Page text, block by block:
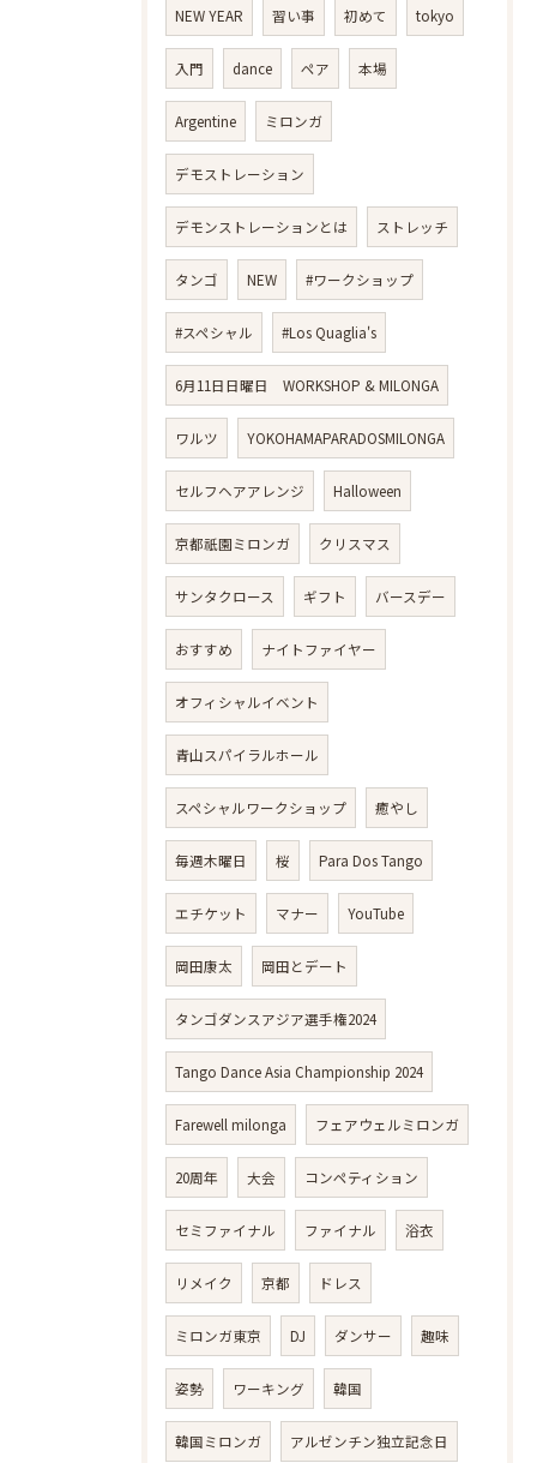
NEW YEAR 習い事 初めて tokyo
入門 dance ペア 本場
Argentine ミロンガ
デモストレーション
デモンストレーションとは ストレッチ
タンゴ NEW #ワークショップ
#スペシャル #Los Quaglia's
6月11日日曜日 WORKSHOP & MILONGA
ワルツ YOKOHAMAPARADOSMILONGA
セルフヘアアレンジ Halloween
京都祇園ミロンガ クリスマス
サンタクロース ギフト バースデー
おすすめ ナイトファイヤー
オフィシャルイベント
青山スパイラルホール
スペシャルワークショップ 癒やし
毎週木曜日 桜 Para Dos Tango
エチケット マナー YouTube
岡田康太 岡田とデート
タンゴダンスアジア選手権2024
Tango Dance Asia Championship 2024
Farewell milonga フェアウェルミロンガ
20周年 大会 コンペティション
セミファイナル ファイナル 浴衣
リメイク 京都 ドレス
ミロンガ東京 DJ ダンサー 趣味
姿勢 ワーキング 韓国
韓国ミロンガ アルゼンチン独立記念日